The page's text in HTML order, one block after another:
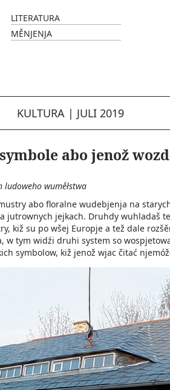
LITERATURA
MĚNJENJA
KULTURA| JULI 2019
abo jenož
wuměłstwa
abo floralne wudebjenja na
jutrownych jejkach. Druhdy wuhladaš
kiž su po wšej Europje a tež dale
w tym widźi druhi system so
symbolow, kiž jenož wjac čitać